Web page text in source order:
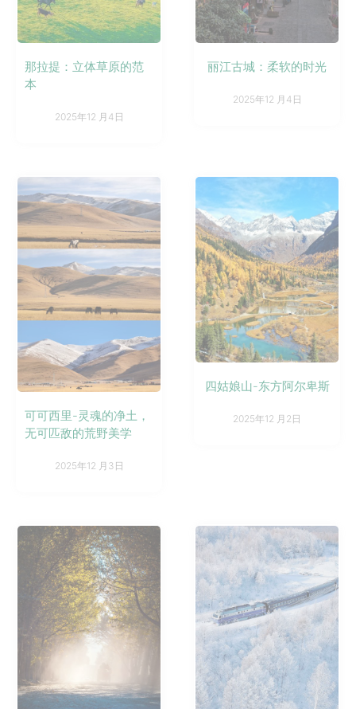
那拉提：立体草原的范
本
2025年12 月4日
丽江古城：柔软的时光
2025年12 月4日
可可西里-灵魂的净土，
无可匹敌的荒野美学
2025年12 月3日
四姑娘山-东方阿尔卑斯
2025年12 月2日